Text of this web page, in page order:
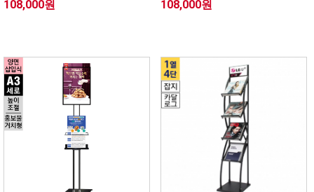
108,000원
108,000원